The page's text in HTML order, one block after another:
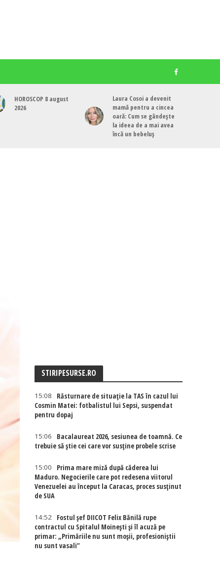
HOROSCOP 8 august
2026
Laura Cosoi a devenit
mamă pentru a cincea
oară: Cum se gândește
la ideea de a mai avea
încă un bebeluș
STIRIPESURSE.RO
15:08
Răsturnare de situație la TAS în cazul lui
Cosmin Matei: fotbalistul lui Sepsi, suspendat
pentru dopaj
15:06
Bacalaureat 2026, sesiunea de toamnă. Ce
trebuie să știe cei care vor susține probele scrise
15:00
Prima mare miză după căderea lui
Maduro. Negocierile care pot redesena viitorul
Venezuelei au început la Caracas, proces susținut
de SUA
14:52
Fostul șef DIICOT Felix Bănilă rupe
contractul cu Spitalul Moinești și îl acuză pe
primar: „Primăriile nu sunt moșii, profesioniștii
nu sunt vasali”